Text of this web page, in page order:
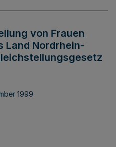
von Frauen
Land Nordrhein-
1999